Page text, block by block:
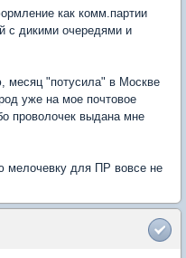
как комм.партии
с дикими очередями и
месяц "потусила" в Москве
уже на мое почтовое
проволочек выдана мне
мелочевку для ПР вовсе не